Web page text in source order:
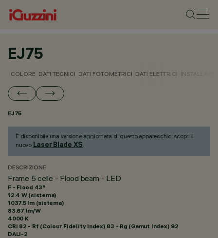
EJ75
COLORE DATI TECNICI DATI FOTOMETRICI DATI ELETTRICI
EJ75
È disponibile una versione aggiornata di questo apparecchio: scopri il
nuovo Laser Blade XS.
DESCRIZIONE
Frame 5 celle - Flood beam - LED
F - Flood 43°
12.4 W (sistema)
1037.5 lm (sistema)
83.67 lm/W
4000 K
CRI 82 - Rf (Colour Fidelity Index) 83 - Rg (Gamut Index) 92
DALI-2